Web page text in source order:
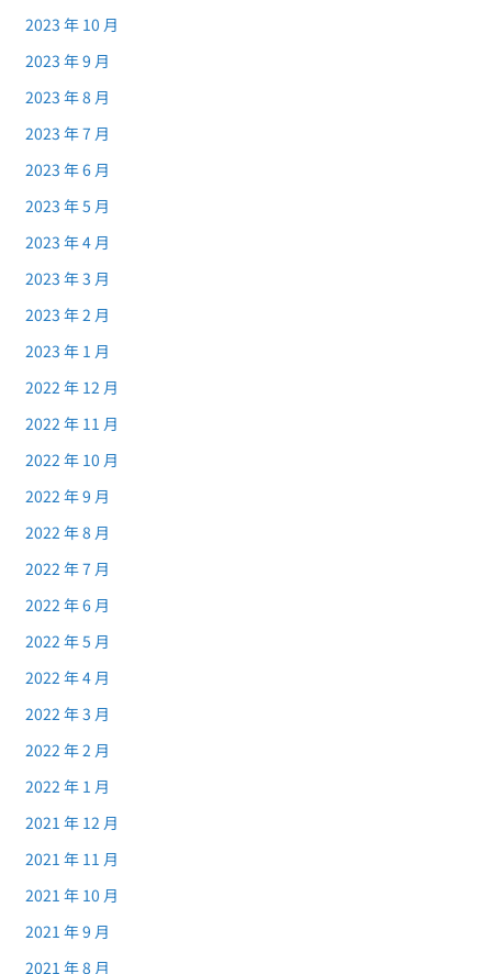
2023 年 10 月
2023 年 9 月
2023 年 8 月
2023 年 7 月
2023 年 6 月
2023 年 5 月
2023 年 4 月
2023 年 3 月
2023 年 2 月
2023 年 1 月
2022 年 12 月
2022 年 11 月
2022 年 10 月
2022 年 9 月
2022 年 8 月
2022 年 7 月
2022 年 6 月
2022 年 5 月
2022 年 4 月
2022 年 3 月
2022 年 2 月
2022 年 1 月
2021 年 12 月
2021 年 11 月
2021 年 10 月
2021 年 9 月
2021 年 8 月